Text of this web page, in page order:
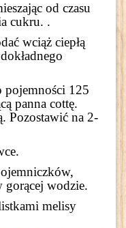
od czasu
cukru. .
wciąż ciepłą
pojemności 125
panna cottę.
Pozostawić na 2-
gorącej wodzie.
melisy